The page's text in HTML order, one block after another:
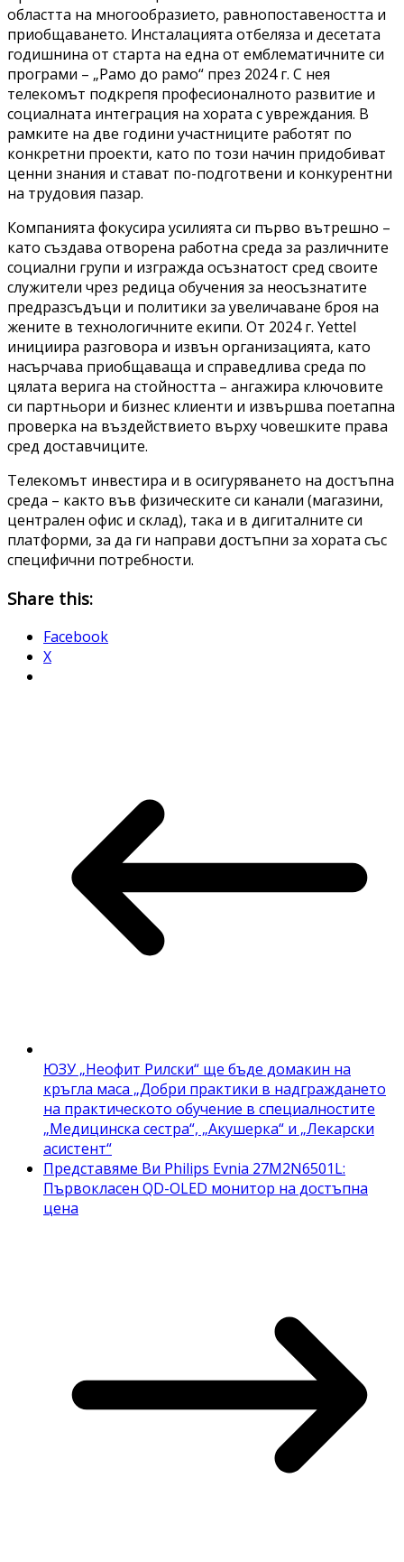
областта на многообразието, равнопоставеността и
приобщаването. Инсталацията отбеляза и десетата
годишнина от старта на една от емблематичните си
програми – „Рамо до рамо“ през 2024 г. С нея
телекомът подкрепя професионалното развитие и
социалната интеграция на хората с увреждания. В
рамките на две години участниците работят по
конкретни проекти, като по този начин придобиват
ценни знания и стават по-подготвени и конкурентни
на трудовия пазар.
Компанията фокусира усилията си първо вътрешно –
като създава отворена работна среда за различните
социални групи и изгражда осъзнатост сред своите
служители чрез редица обучения за неосъзнатите
предразсъдъци и политики за увеличаване броя на
жените в технологичните екипи. От 2024 г. Yettel
инициира разговора и извън организацията, като
насърчава приобщаваща и справедлива среда по
цялата верига на стойността – ангажира ключовите
си партньори и бизнес клиенти и извършва поетапна
проверка на въздействието върху човешките права
сред доставчиците.
Телекомът инвестира и в осигуряването на достъпна
среда – както във физическите си канали (магазини,
централен офис и склад), така и в дигиталните си
платформи, за да ги направи достъпни за хората със
специфични потребности.
Share this:
Facebook
X
ЮЗУ „Неофит Рилски“ ще бъде домакин на
кръгла маса „Добри практики в надграждането
на практическото обучение в специалностите
„Медицинска сестра“, „Акушерка“ и „Лекарски
асистент“
Представяме Ви Philips Evnia 27M2N6501L:
Първокласен QD-OLED монитор на достъпна
цена